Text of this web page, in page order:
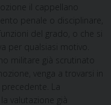
il cappellano
penale o disciplinare,
del grado, o che si
per qualsiasi motivo.
militare già scrutinato
venga a trovarsi in
La
valutazione già